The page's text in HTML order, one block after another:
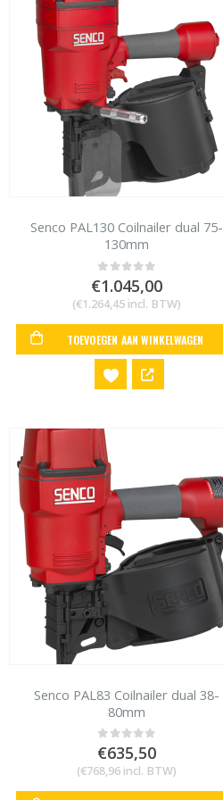
Senco PAL130 Coilnailer dual 75-
130mm
0out of 5
€1.045,00
(€1.264,45 incl. BTW)
TOEVOEGEN AAN WINKELWAGEN
Senco PAL83 Coilnailer dual 38-
80mm
0out of 5
€635,50
(€768,96 incl. BTW)